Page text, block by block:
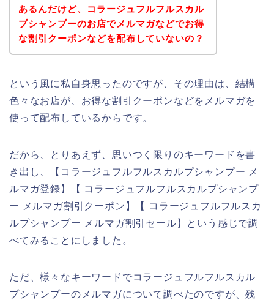
あるんだけど、コラージュフルフルスカル
プシャンプーのお店でメルマガなどでお得
な割引クーポンなどを配布していないの？
という風に私自身思ったのですが、その理由は、結構
色々なお店が、お得な割引クーポンなどをメルマガを
使って配布しているからです。
だから、とりあえず、思いつく限りのキーワードを書
き出し、【コラージュフルフルスカルプシャンプー メ
ルマガ登録】【 コラージュフルフルスカルプシャンプ
ー メルマガ割引クーポン】【 コラージュフルフルスカ
ルプシャンプー メルマガ割引セール】という感じで調
べてみることにしました。
ただ、様々なキーワードでコラージュフルフルスカル
プシャンプーのメルマガについて調べたのですが、残